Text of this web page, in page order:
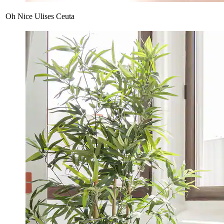
Oh Nice Ulises Ceuta